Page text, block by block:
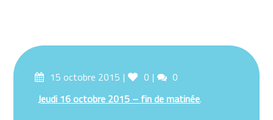
Posted15 octobre 2015 Likes
0 Comments
0
Jeudi 16 octobre 2015 – fin de matinée.